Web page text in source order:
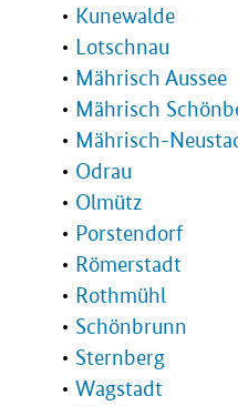
Kunewalde
Lotschnau
Mährisch Aussee
Mährisch
Mährisch-
Odrau
Olmütz
Porstendorf
Römerstadt
Rothmühl
Schönbrunn
Sternberg
Wagstadt